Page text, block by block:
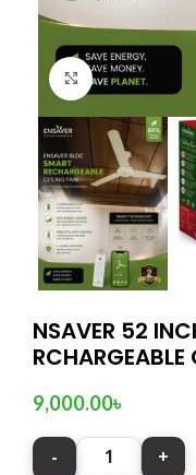
Click to enlarge
NSAVER 52
RCHARGEABLE
9,000.00৳